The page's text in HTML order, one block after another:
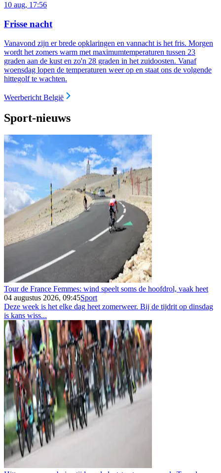
10 aug, 17:56
Frisse nacht
Vanavond zijn er brede opklaringen en vannacht is het fris. Morgen
wordt het zomers warm met maximumtemperaturen tussen 23
graden aan de kust en zo'n 28 graden in het zuidoosten. Vanaf
woensdag lopen de temperaturen weer op en staat ons de volgende
hittegolf te wachten.
Weerbericht België
Sport-nieuws
Tour de France Femmes: wind speelt soms de hoofdrol, vaak heet
04 augustus 2026, 09:45Sport
Deze week is het elke dag heet zomerweer. Bij de tijdrit op dinsdag
is kans wiss...